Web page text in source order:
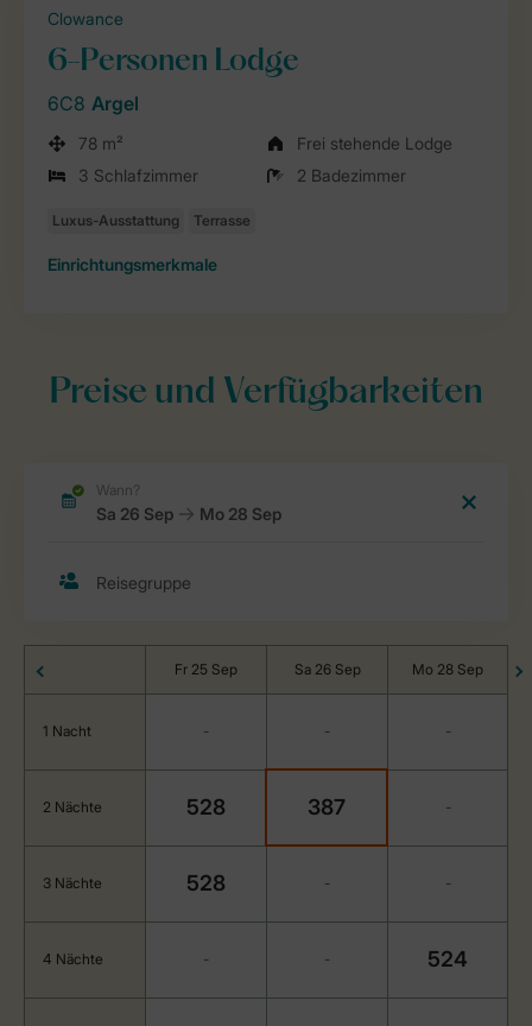
Clowance
6-Personen Lodge
6C8 Argel
78 m²
Frei stehende Lodge
3 Schlafzimmer
2 Badezimmer
Einrichtungsmerkmale
Preise und Verfügbarkeiten
Fr 25 Sep Sa 26 Sep Mo 28 Sep
1 Nacht - - -
2 Nächte 528 387 -
3 Nächte 528 - -
4 Nächte - - 524